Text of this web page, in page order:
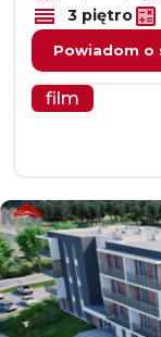
3 piętro
Powiadom o
film